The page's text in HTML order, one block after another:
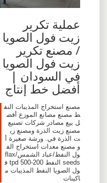
عملية تكرير
زيت فول الصويا
/ مصنع تكرير
زيت فول الصويا
في السودان |
أفضل خط إنتاج
مصنع استخراج المذيبات النف
ط مصنع مصانع الموزع أفض
ل بيع مصادر شركات تصنيع
مصنع زيت الذرة ومصنع زي
ت الذرة في. ورشة صغيرة أ
و مصنع معدات استخراج الف
ول النفط/عباد الشمس/flax
seeds النفط 200-500 tpd ف
ول الصويا النفط المذيبات م
اكينات